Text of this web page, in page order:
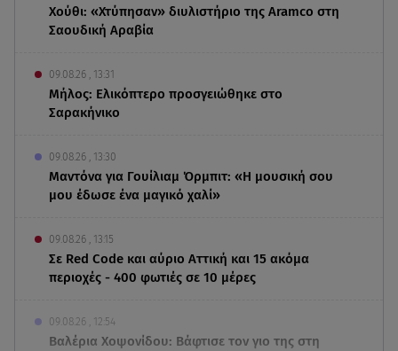
Χούθι: «Χτύπησαν» διυλιστήριο της Aramco στη
Σαουδική Αραβία
09.08.26 , 13:31
Μήλος: Ελικόπτερο προσγειώθηκε στο
Σαρακήνικο
09.08.26 , 13:30
Μαντόνα για Γουίλιαμ Όρμπιτ: «Η μουσική σου
μου έδωσε ένα μαγικό χαλί»
09.08.26 , 13:15
Σε Red Code και αύριο Αττική και 15 ακόμα
περιοχές - 400 φωτιές σε 10 μέρες
09.08.26 , 12:54
Βαλέρια Χοψονίδου: Βάφτισε τον γιο της στη